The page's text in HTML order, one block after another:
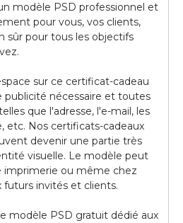
modèle PSD professionnel et
pour vous, vos clients,
sûr pour tous les objectifs
sur ce certificat-cadeau
nécessaire et toutes
que l'adresse, l'e-mail, les
etc. Nos certificats-cadeaux
devenir une partie très
visuelle. Le modèle peut
imprimerie ou même chez
futurs invités et clients.
modèle PSD gratuit dédié aux